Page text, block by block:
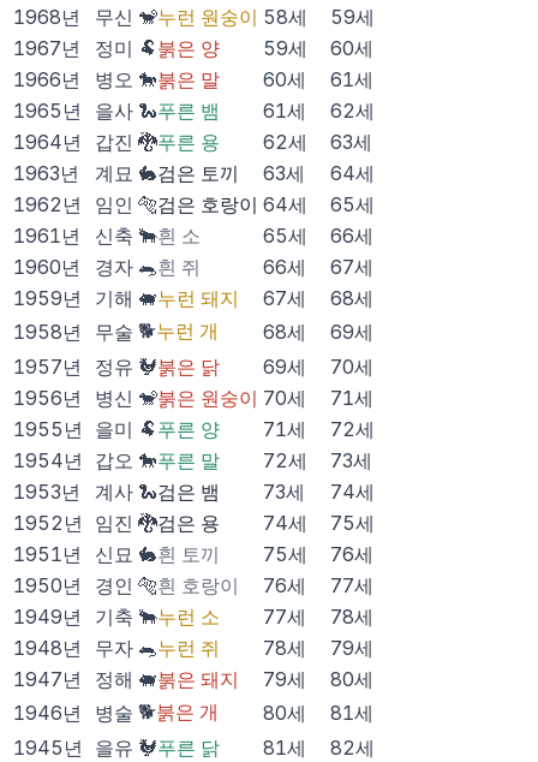
1968년 무신 🐒누런 원숭이 58세 59세
1967년 정미 🐏 붉은 양 59세 60세
1966년 병오 🐎붉은 말 60세 61세
1965 년 을사 🐍푸른 뱀 61세 62세
1964년 갑진 🐉푸른 용 62세 63세
1963년 계묘 🐇검은 토끼 63세 64세
1962 년 임인 🐅검은 호랑이 64세 65세
1961년 신축 🐂흰 소 65세 66세
1960년 경자 🐀흰 쥐 66세 67세
1959년 기해 🐖누런 돼지 67세 68세
1958년 무술 🐕누런 개 68세 69세
1957년 정유 🐓붉은 닭 69세 70세
1956년 병신 🐒붉은 원숭이 70세 71세
1955 년 을미 🐏 푸른 양 71세 72세
1954년 갑오 🐎푸른 말 72세 73세
1953년 계사 🐍검은 뱀 73세 74세
1952 년 임진 🐉검은 용 74세 75세
1951년 신묘 🐇흰 토끼 75세 76세
1950년 경인 🐅흰 호랑이 76세 77세
1949년 기축 🐂누런 소 77세 78세
1948년 무자 🐀누런 쥐 78세 79세
1947년 정해 🐖붉은 돼지 79세 80세
1946년 병술 🐕붉은 개 80세 81세
1945 년 을유 🐓푸른 닭 81세 82세